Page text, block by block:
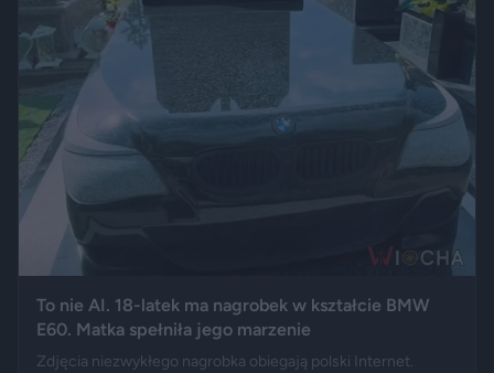
To nie AI. 18-latek ma nagrobek w kształcie BMW
E60. Matka spełniła jego marzenie
Zdjęcia niezwykłego nagrobka obiegają polski Internet.